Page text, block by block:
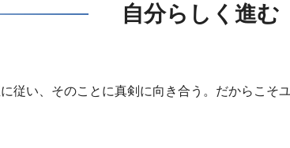
自分らしく進む
従い、そのことに真剣に向き合う。だからこ